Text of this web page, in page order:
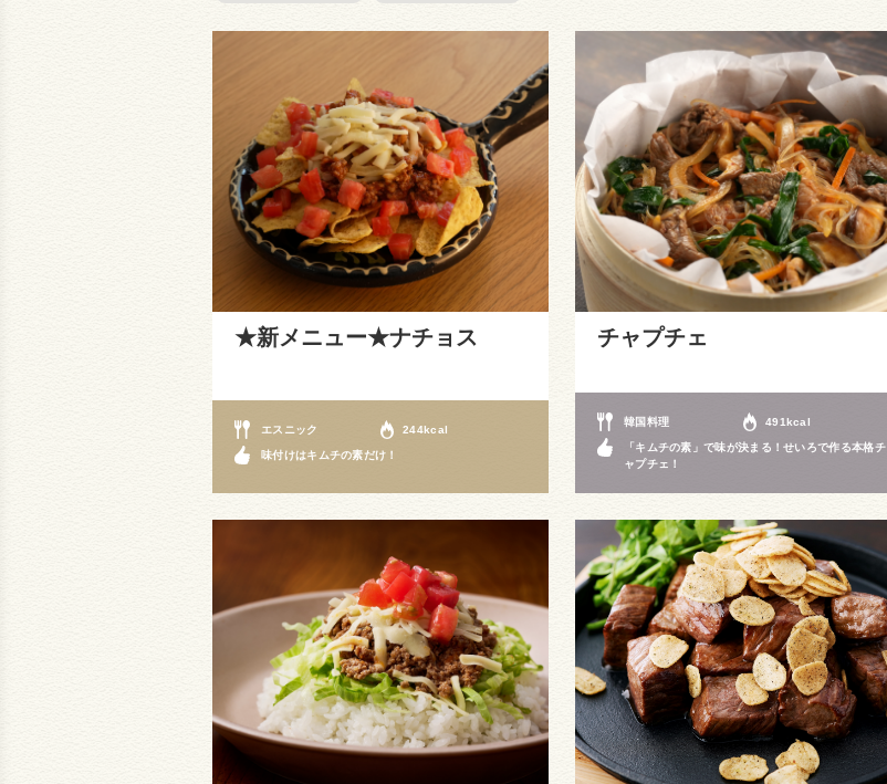
★新メニュー★ナチョス
エスニック 244kcal
味付けはキムチの素だけ！
チャプチェ
韓国料理 491kcal
「キムチの素」で味が決まる！せいろで作る本格チ
ャプチェ！